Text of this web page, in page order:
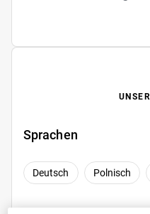
Sprachen
Deutsch Polnisch